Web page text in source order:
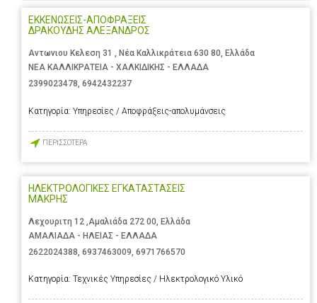
ΕΚΚΕΝΩΣΕΙΣ-ΑΠΟΦΡΑΞΕΙΣ
ΔΡΑΚΟΥΔΗΣ ΑΛΕΞΑΝΔΡΟΣ
Αντωνιου Κελεση 31 , Νέα Καλλικράτεια 630 80, Ελλάδα
ΝΕΑ ΚΑΛΛΙΚΡΑΤΕΙΑ - ΧΑΛΚΙΔΙΚΗΣ - ΕΛΛΑΔΑ
2399023478, 6942432237
Κατηγορία: Υπηρεσίες / Αποφράξεις-απολυμάνσεις
ΠΕΡΙΣΣΟΤΕΡΑ
ΗΛΕΚΤΡΟΛΟΓΙΚΕΣ ΕΓΚΑΤΑΣΤΑΣΕΙΣ
ΜΑΚΡΗΣ
Λεχουριτη 12 ,Αμαλιάδα 272 00, Ελλάδα
ΑΜΑΛΙΑΔΑ - ΗΛΕΙΑΣ - ΕΛΛΑΔΑ
2622024388 6937463009 6971766570
Κατηγορία: Τεχνικές Υπηρεσίες / Ηλεκτρολογικό Υλικό